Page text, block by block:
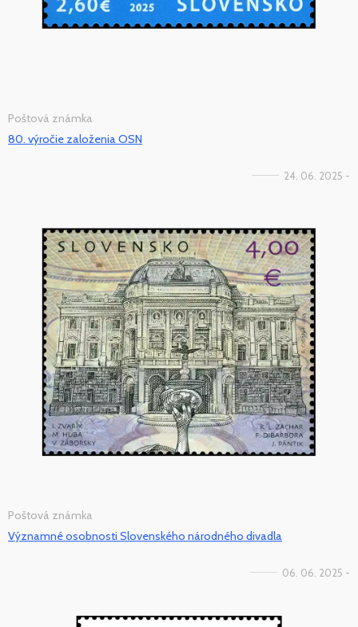
Poštová známka
80. výročie založenia OSN
24. 06. 2025 -
Poštová známka
Významné osobnosti Slovenského národného divadla
06. 06. 2025 -